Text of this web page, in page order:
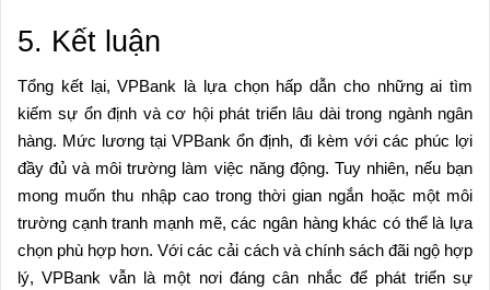
5. Kết luận
Tổng kết lại, VPBank là lựa chọn hấp dẫn cho những ai tìm
kiếm sự ổn định và cơ hội phát triển lâu dài trong ngành ngân
hàng. Mức lương tại VPBank ổn định, đi kèm với các phúc lợi
đầy đủ và môi trường làm việc năng động. Tuy nhiên, nếu bạn
mong muốn thu nhập cao trong thời gian ngắn hoặc một môi
trường cạnh tranh mạnh mẽ, các ngân hàng khác có thể là lựa
chọn phù hợp hơn. Với các cải cách và chính sách đãi ngộ hợp
lý, VPBank vẫn là một nơi đáng cân nhắc để phát triển sự